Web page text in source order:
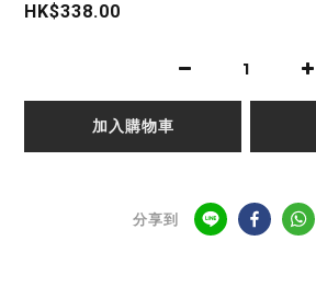
HK$338.00
加入購物車
分享到